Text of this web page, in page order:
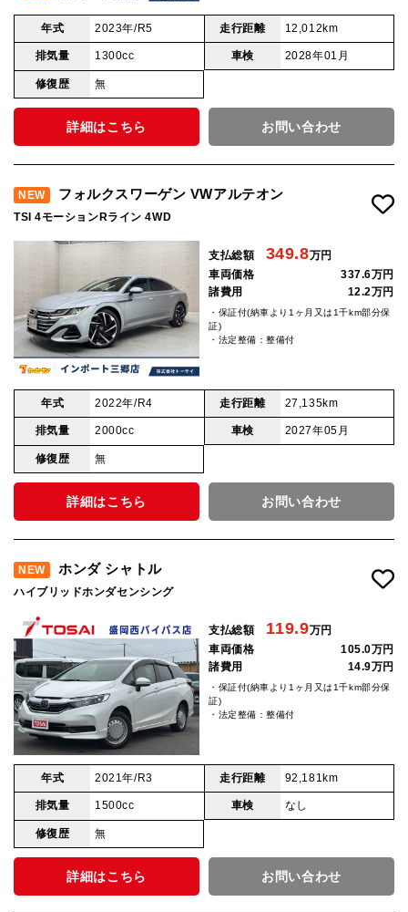
年式 2023年/R5 走行距離 12,012km
排気量 1300cc 車検 2028年01月
修復歴 無
詳細はこちら お問い合わせ
NEW フォルクスワーゲン VWアルテオン
TSI 4モーションRライン 4WD
支払総額 349.8万円
車両価格
337.6万円
諸費用
12.2万円
・保証付(納車より1ヶ月又は1千km部分保
証)
・法定整備：整備付
年式 2022年/R4 走行距離 27,135km
排気量 2000cc 車検 2027年05月
修復歴 無
詳細はこちら お問い合わせ
NEW ホンダ シャトル
ハイブリッドホンダセンシング
支払総額 119.9万円
車両価格
105.0万円
諸費用
14.9万円
・保証付(納車より1ヶ月又は1千km部分保
証)
・法定整備：整備付
年式 2021年/R3 走行距離 92,181km
排気量 1500cc 車検 なし
修復歴 無
詳細はこちら お問い合わせ